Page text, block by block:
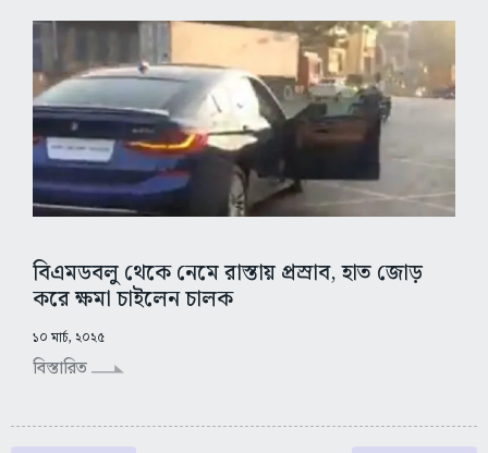
বিএমডবলু থেকে নেমে রাস্তায় প্রস্রাব, হাত জোড়
করে ক্ষমা চাইলেন চালক
১০ মার্চ, ২০২৫
বিস্তারিত